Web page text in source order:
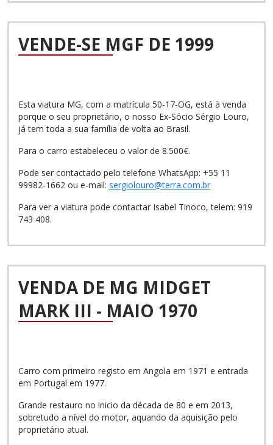
VENDE-SE MGF DE 1999
Esta viatura MG, com a matrícula 50-17-OG, está à venda
porque o seu proprietário, o nosso Ex-Sócio Sérgio Louro,
já tem toda a sua família de volta ao Brasil.
Para o carro estabeleceu o valor de 8.500€.
Pode ser contactado pelo telefone WhatsApp: +55 11
99982-1662 ou e-mail: sergiolouro@terra.com.br
Para ver a viatura pode contactar Isabel Tinoco, telem: 919
743 408.
VENDA DE MG MIDGET
MARK III - MAIO 1970
Carro com primeiro registo em Angola em 1971 e entrada
em Portugal em 1977.
Grande restauro no inicio da década de 80 e em 2013,
sobretudo a nível do motor, aquando da aquisição pelo
proprietário atual.